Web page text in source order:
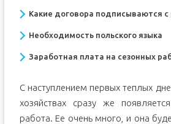
Какие договора подписываются
Необходимость польского языка
Заработная плата на сезонных
С наступлением первых теплых
хозяйствах сразу же
работа. Ее очень много, и она